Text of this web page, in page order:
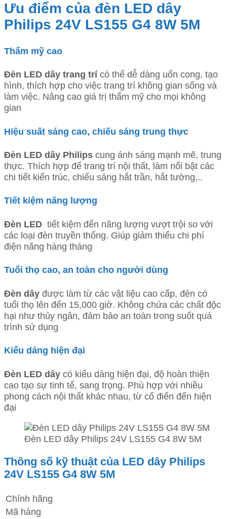
Ưu điểm của đèn LED dây
Philips 24V LS155 G4 8W 5M
Thẩm mỹ cao
Đèn LED dây trang trícó thể dễ dàng uốn cong, tạo
hình, thích hợp cho việc trang trí không gian sống và
làm việc. Nâng cao giá trị thẩm mỹ cho mọi không
gian
Hiệu suất sáng cao, chiếu sáng trung thực
Đèn LED dây Philips cung ánh sáng mạnh mẽ, trung
thực. Thích hợp để trang trí nội thất, làm nổi bật các
chi tiết kiến trúc, chiếu sáng hắt trần, hắt tường,..
Tiết kiệm năng lượng
Đèn LED tiết kiệm đến năng lượng vượt trội so với
các loại đèn truyền thống. Giúp giảm thiểu chi phí
điện năng hàng tháng
Tuổi thọ cao, an toàn cho người dùng
Đèn dây được làm từ các vật liệu cao cấp, đèn có
tuổi thọ lên đến 15,000 giờ. Không chứa các chất độc
hại như thủy ngân, đảm bảo an toàn trong suốt quá
trình sử dụng
Kiểu dáng hiện đại
Đèn LED dây có kiểu dáng hiện đại, độ hoàn thiện
cao tạo sự tinh tế, sang trọng. Phù hợp với nhiều
phong cách nội thất khác nhau, từ cổ điển đến hiện
đại
Đèn LED dây Philips 24V LS155 G4 8W 5M
Thông số kỹ thuật của LED dây Philips
24V LS155 G4 8W 5M
Chính hãng
Mã hàng